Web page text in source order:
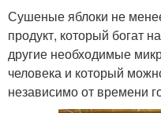
Сушеные яблоки не
продукт, который богат
другие необходимые
человека и который
независимо от времени